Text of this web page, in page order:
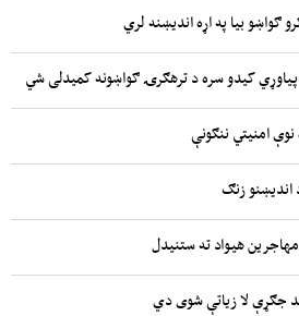
ګواښو بیا په اړه اندیښنه لري
کیدو سره د ترهګرۍ ګواښونه کمیدلی شي
نوې امنیتي ننګونې
اندیښنو زنګ
هیواد ته ستنیدل
جګړې لا زیاتې شوی دي